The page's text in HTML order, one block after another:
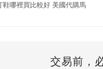
鞋哪裡買比較好 美國代購馬
交易前，